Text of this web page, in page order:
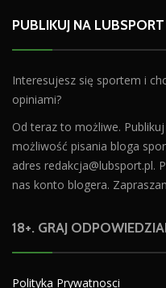
PUBLIKUJ NA LUBSPORT
Interesujesz się sportem i
opiniami?
Od teraz to możliwe.
możliwość pisania bloga
adres redakcja@lubsport.pl.
nas konto blogera.
18+. GRAJ
Polityka Prywatnosci